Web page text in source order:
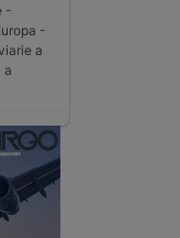
-
-
a
a